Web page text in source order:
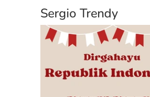
Sergio Trendy